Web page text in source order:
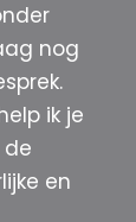
nog
ik je
en